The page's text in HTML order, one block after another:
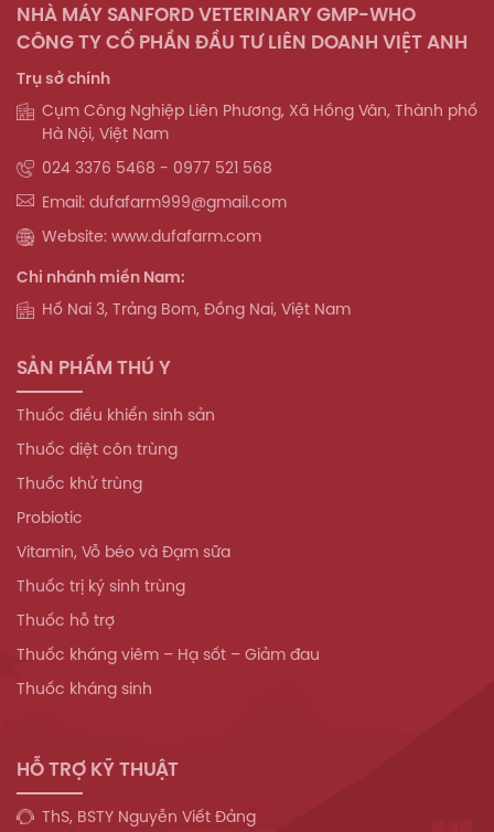
NHÀ MÁY SANFORD VETERINARY GMP-WHO
CÔNG TY CỔ PHẦN ĐẦU TƯ LIÊN DOANH VIỆT ANH
Trụ sở chính
Cụm Công Nghiệp Liên Phương, Xã Hồng Vân, Thành phố
Hà Nội, Việt Nam
024 3376 5468 - 0977 521 568
Email: dufafarm999@gmail.com
Website: www.dufafarm.com
Chi nhánh miền Nam:
Hố Nai 3, Trảng Bom, Đồng Nai, Việt Nam
SẢN PHẨM THÚ Y
Thuốc điều khiển sinh sản
Thuốc diệt côn trùng
Thuốc khử trùng
Probiotic
Vitamin, Vỗ béo và Đạm sữa
Thuốc trị ký sinh trùng
Thuốc hỗ trợ
Thuốc kháng viêm – Hạ sốt – Giảm đau
Thuốc kháng sinh
HỖ TRỢ KỸ THUẬT
ThS, BSTY Nguyễn Viết Đảng